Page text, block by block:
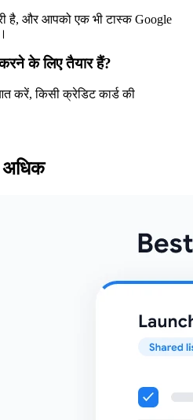
है, और आपको एक भी टास्क Google
के लिए तैयार हैं?
करें, किसी क्रेडिट कार्ड की